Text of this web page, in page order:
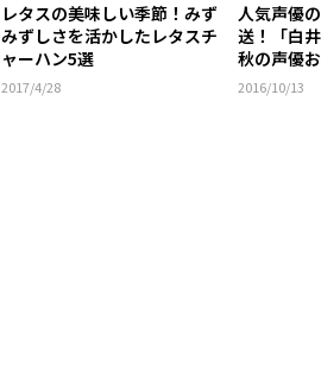
レタスの美味しい季節！みず
みずしさを活かしたレタスチ
ャーハン5選
2017/4/28
人気声優
送！「白
秋の声優
0/...
2016/10/13